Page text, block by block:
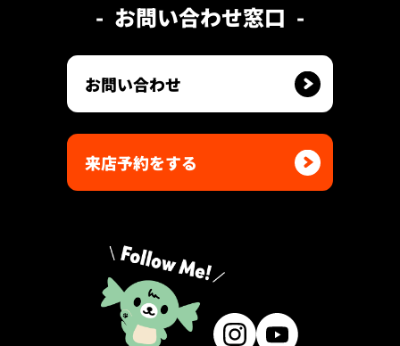
お問い合わせ窓口
お問い合わせ
来店予約をする